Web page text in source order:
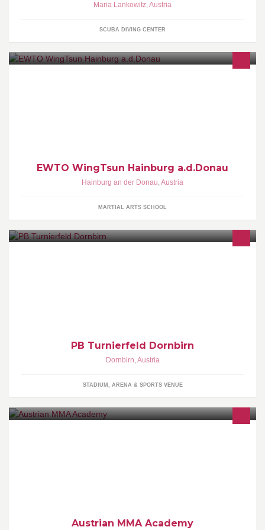
Maria Lankowitz,Austria
SCUBA DIVING CENTER
EWTO WingTsun Hainburg a.d.Donau
Hainburg an der Donau,Austria
MARTIAL ARTS SCHOOL
PB Turnierfeld Dornbirn
Dornbirn,Austria
STADIUM, ARENA & SPORTS VENUE
Austrian MMA Academy